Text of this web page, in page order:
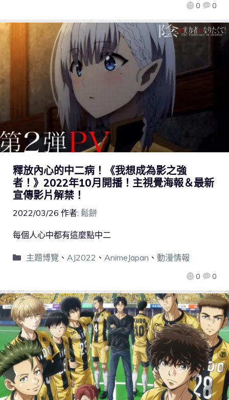
0 0
釋放內心的中二病！《我想成為影之強
者！》2022年10月開播！主視覺海報＆最新
宣傳影片解禁！
2022/03/26 作者: 鬆餅
0 0
每個人心中都有這麼點中二
主題博覽 、 AJ2022 、 AnimeJapan 、 動漫情報